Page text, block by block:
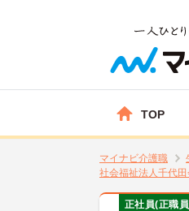
TOP
マイナビ介護職
社会福祉法人千代
正社員(正職